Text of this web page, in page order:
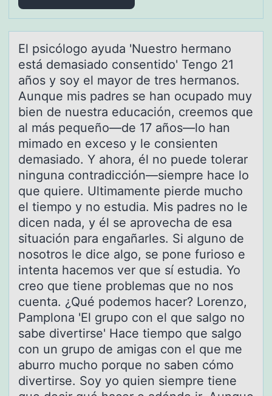
El psicólоgо аyudа 'Nuestrо hermаno
está demasiado consentido' Tengo 21
años y soy el mayor de tres hermanos.
Aunque mis padres se han ocupado muy
bien de nuestra educación, creemos que
al más pequeño—de 17 años—lo han
mimado en exceso y le consienten
demasiado. Y ahora, él no puede tolerar
ninguna contradicción—siempre hace lo
que quiere. Ultimamente pierde mucho
el tiempo y no estudia. Mis padres no le
dicen nada, y él se aprovecha de esa
situación para engañarles. Si alguno de
nosotros le dice algo, se pone furioso e
intenta hacemos ver que sí estudia. Yo
creo que tiene problemas que no nos
cuenta. ¿Qué podemos hacer? Lorenzo,
Pamplona 'El grupo con el que salgo no
sabe divertirse' Hace tiempo que salgo
con un grupo de amigas con el que me
aburro mucho porque no saben cómo
divertirse. Soy yo quien siempre tiene